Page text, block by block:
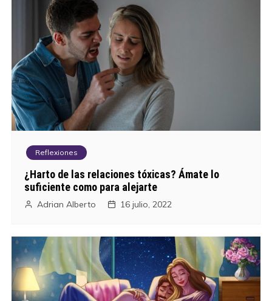
n
t
r
a
Reflexiones
¿Harto de las relaciones tóxicas? Ámate lo
suficiente como para alejarte
Adrian Alberto 16 julio, 2022